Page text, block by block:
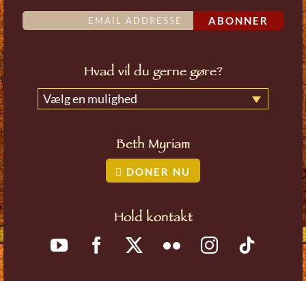
ABONNER
Hvad vil du gerne gøre?
Vælg en mulighed
Beth Myriam
DONER NU
Hold kontakt